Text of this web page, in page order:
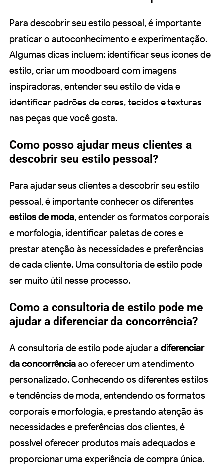
Para descobrir seu estilo pessoal, é importante
praticar o autoconhecimento e experimentação.
Algumas dicas incluem: identificar seus ícones de
estilo, criar um moodboard com imagens
inspiradoras, entender seu estilo de vida e
identificar padrões de cores, tecidos e texturas
nas peças que você gosta.
Como posso ajudar meus clientes a
descobrir seu estilo pessoal?
Para ajudar seus clientes a descobrir seu estilo
pessoal, é importante conhecer os diferentes
estilos de moda, entender os formatos corporais
e morfologia, identificar paletas de cores e
prestar atenção às necessidades e preferências
de cada cliente. Uma consultoria de estilo pode
ser muito útil nesse processo.
Como a consultoria de estilo pode me
ajudar a diferenciar da concorrência?
A consultoria de estilo pode ajudar a diferenciar
da concorrênciaao oferecer um atendimento
personalizado. Conhecendo os diferentes estilos
e tendências de moda, entendendo os formatos
corporais e morfologia, e prestando atenção às
necessidades e preferências dos clientes, é
possível oferecer produtos mais adequados e
proporcionar uma experiência de compra única.